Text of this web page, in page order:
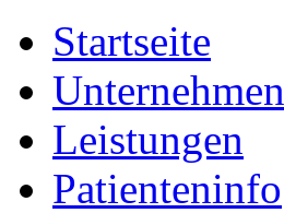
Startseite
Unternehmen
Leistungen
Patienteninfo